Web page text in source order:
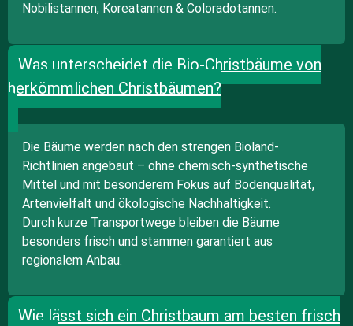
Nobilistannen, Koreatannen & Coloradotannen.
Was unterscheidet die Bio-Christbäume von
herkömmlichen Christbäumen?
Die Bäume werden nach den strengen Bioland-
Richtlinien angebaut – ohne chemisch-synthetische
Mittel und mit besonderem Fokus auf Bodenqualität,
Artenvielfalt und ökologische Nachhaltigkeit.
Durch kurze Transportwege bleiben die Bäume
besonders frisch und stammen garantiert aus
regionalem Anbau.
Wie lässt sich ein Christbaum am besten frisch